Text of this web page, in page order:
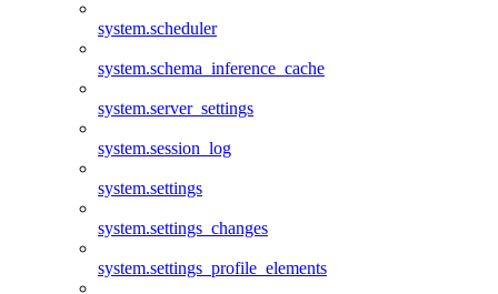
system.scheduler
system.schema_inference_cache
system.server_settings
system.session_log
system.settings
system.settings_changes
system.settings_profile_elements